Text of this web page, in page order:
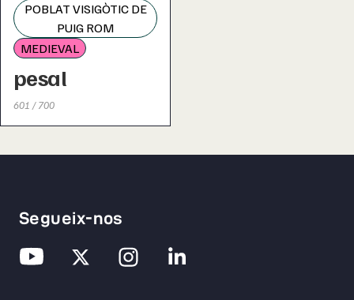
POBLAT VISIGÒTIC DE
PUIG ROM
MEDIEVAL
pesal
601 / 700
Segueix-nos